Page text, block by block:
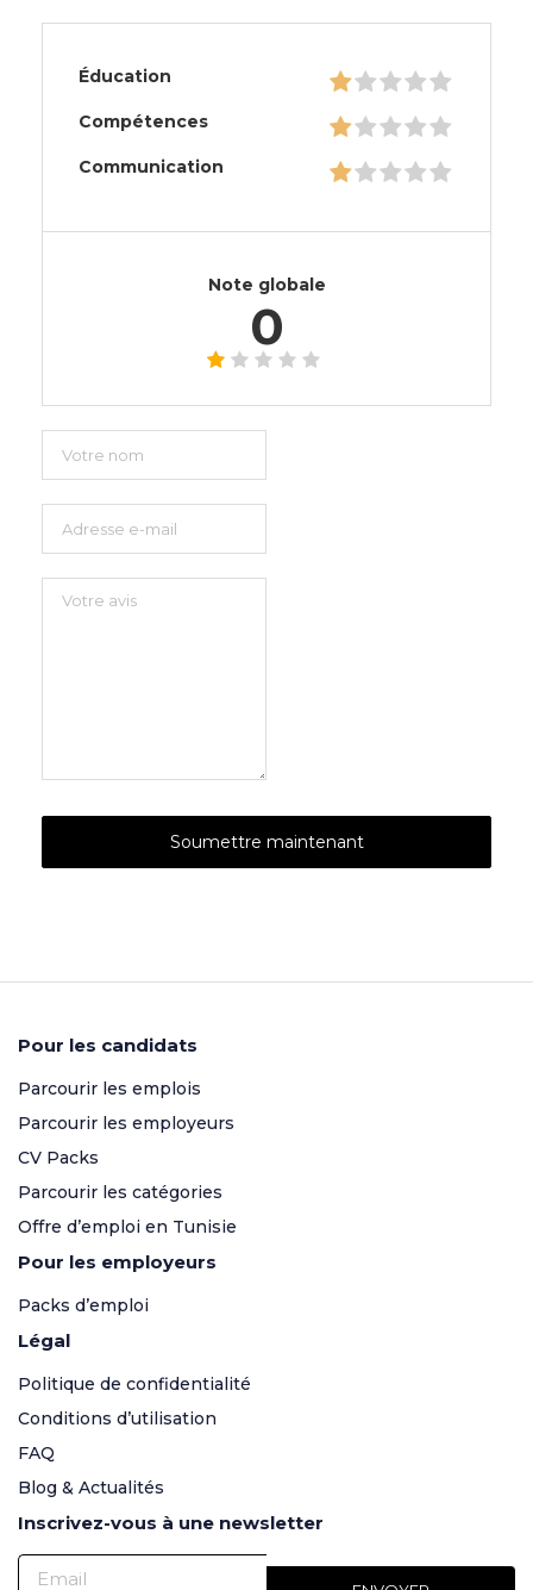
Éducation
Compétences
Communication
Note globale
0
Pour les candidats
Parcourir les emplois
Parcourir les employeurs
CV Packs
Parcourir les catégories
Offre d’emploi en Tunisie
Pour les employeurs
Packs d’emploi
Légal
Politique de confidentialité
Conditions d’utilisation
FAQ
Blog & Actualités
Inscrivez-vous à une newsletter